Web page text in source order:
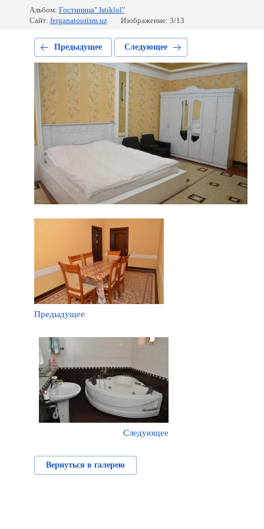
Альбом: Гостиница" Istiklol"
Сайт: ferganatourism.uz Изображение: 3/13
Предыдущее Следующее
Предыдущее
Следующее
Вернуться в галерею